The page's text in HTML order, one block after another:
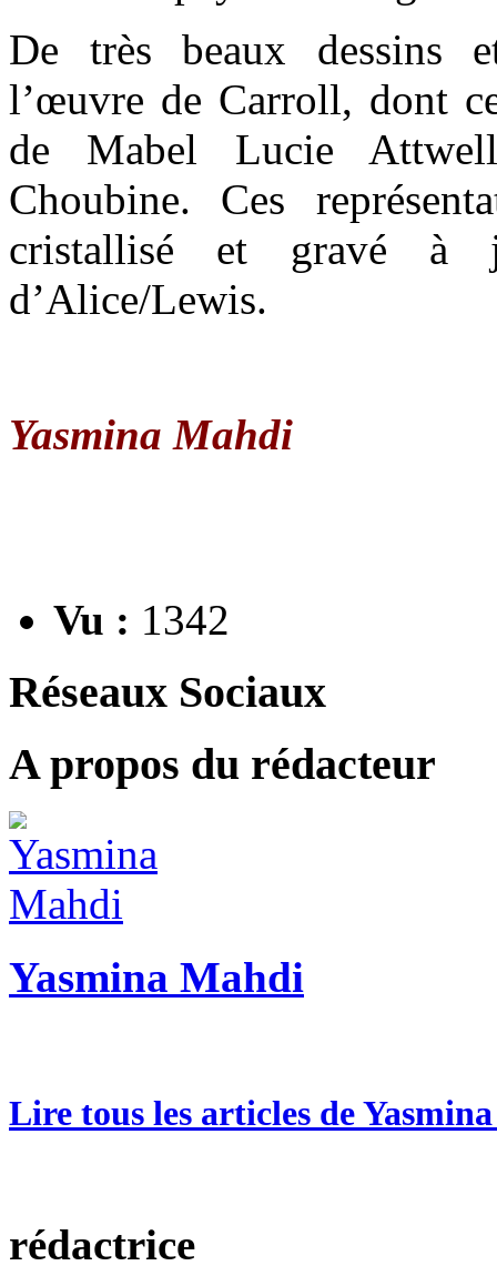
De très beaux dessins
l’œuvre de Carroll, dont
de Mabel Lucie
Choubine. Ces
cristallisé et gravé à
d’Alice/Lewis.
Yasmina Mahdi
Vu : 1342
Réseaux Sociaux
A propos du rédacteur
Yasmina Mahdi
Lire tous les articles de
rédactrice